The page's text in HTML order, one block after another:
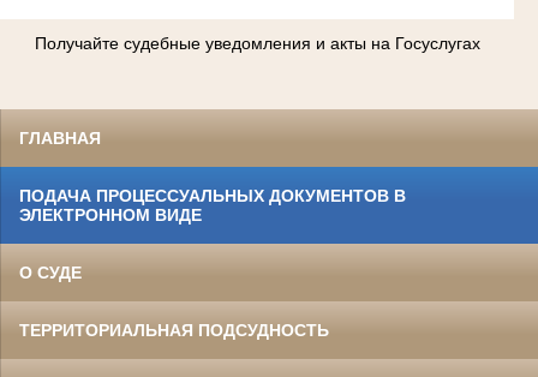
Получайте судебные уведомления и акты на Госуслугах
ГЛАВНАЯ
ПОДАЧА ПРОЦЕССУАЛЬНЫХ ДОКУМЕНТОВ В
ЭЛЕКТРОННОМ ВИДЕ
О СУДЕ
ТЕРРИТОРИАЛЬНАЯ ПОДСУДНОСТЬ